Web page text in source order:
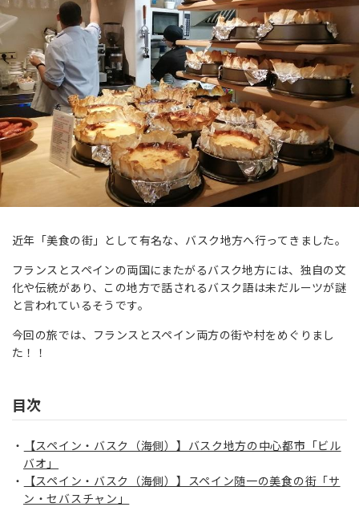
近年「美食の街」として有名な、バスク地方へ行ってきました。
フランスとスペインの両国にまたがるバスク地方には、独自の文
化や伝統があり、この地方で話されるバスク語は未だルーツが謎
と言われているそうです。
今回の旅では、フランスとスペイン両方の街や村をめぐりまし
た！！
目次
【スペイン・バスク（海側）】バスク地方の中心都市「ビル
バオ」
【スペイン・バスク（海側）】スペイン随一の美食の街「サ
ン・セバスチャン」